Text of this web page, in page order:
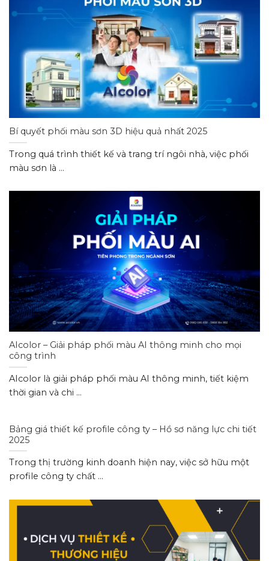
Bí quyết phối màu sơn 3D hiệu quả nhất 2025
Trong quá trình thiết kế và trang trí ngôi nhà, việc phối
màu sơn là ...
AIcolor – Giải pháp phối màu AI thông minh cho mọi
công trình
AIcolor là giải pháp phối màu AI thông minh, tiết kiệm
thời gian và chi ...
Bảng giá thiết kế profile công ty – Hồ sơ năng lực chi tiết
2025
Trong thị trường kinh doanh hiện nay, việc sở hữu một
profile công ty chất ...